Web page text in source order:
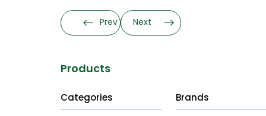
Prev Next
Products
Categories Brands